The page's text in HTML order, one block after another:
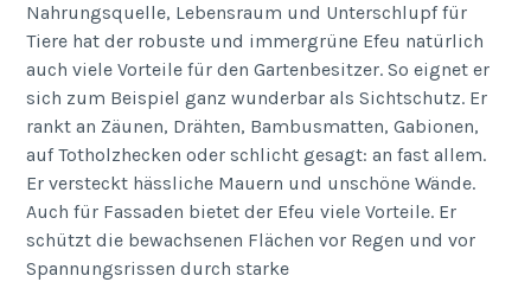
Nahrungsquelle, Lebensraum und Unterschlupf für
Tiere hat der robuste und immergrüne Efeu natürlich
auch viele Vorteile für den Gartenbesitzer. So eignet er
sich zum Beispiel ganz wunderbar als Sichtschutz. Er
rankt an Zäunen, Drähten, Bambusmatten, Gabionen,
auf Totholzhecken oder schlicht gesagt: an fast allem.
Er versteckt hässliche Mauern und unschöne Wände.
Auch für Fassaden bietet der Efeu viele Vorteile. Er
schützt die bewachsenen Flächen vor Regen und vor
Spannungsrissen durch starke